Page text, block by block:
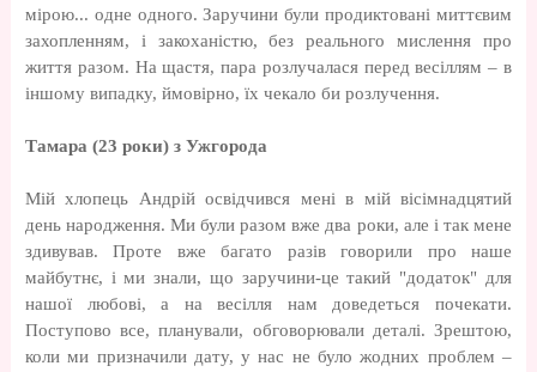
мірою... одне одного. Заручини були продиктовані миттєвим
захопленням, і закоханістю, без реального мислення про
життя разом. На щастя, пара розлучалася перед весіллям – в
іншому випадку, ймовірно, їх чекало би розлучення.
Тамара (23 роки) з Ужгорода
Мій хлопець Андрій освідчився мені в мій вісімнадцятий
день народження. Ми були разом вже два роки, але і так мене
здивував. Проте вже багато разів говорили про наше
майбутнє, і ми знали, що заручини-це такий "додаток" для
нашої любові, а на весілля нам доведеться почекати.
Поступово все, планували, обговорювали деталі. Зрештою,
коли ми призначили дату, у нас не було жодних проблем –